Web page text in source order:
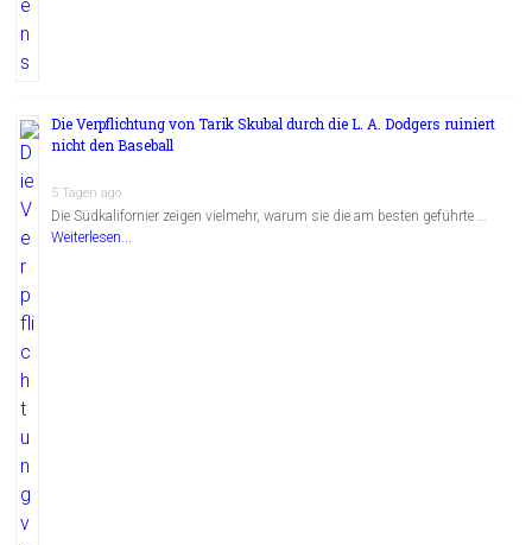
Die Verpflichtung von Tarik Skubal durch die L. A. Dodgers ruiniert
nicht den Baseball
5 Tagen ago
Die Südkalifornier zeigen vielmehr, warum sie die am besten geführte …
Weiterlesen...